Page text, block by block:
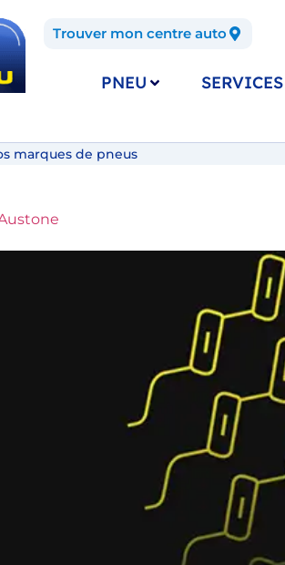
Trouver mon centre auto
PNEU
marques de pneus